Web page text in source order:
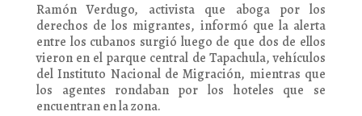
Ramón Verdugo, activista que aboga por los
derechos de los migrantes, informó que la alerta
entre los cubanos surgió luego de que dos de ellos
vieron en el parque central de Tapachula, vehículos
del Instituto Nacional de Migración, mientras que
los agentes rondaban por los hoteles que se
encuentran en la zona.